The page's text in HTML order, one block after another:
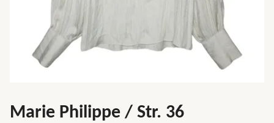
Marie Philippe / Str. 36